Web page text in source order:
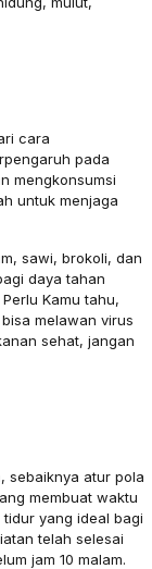
cara
pada
mengkonsumsi
untuk menjaga
sawi, brokoli, dan
daya tahan
Kamu tahu,
melawan virus
sehat, jangan
sebaiknya atur pola
membuat waktu
yang ideal bagi
telah selesai
jam 10 malam.